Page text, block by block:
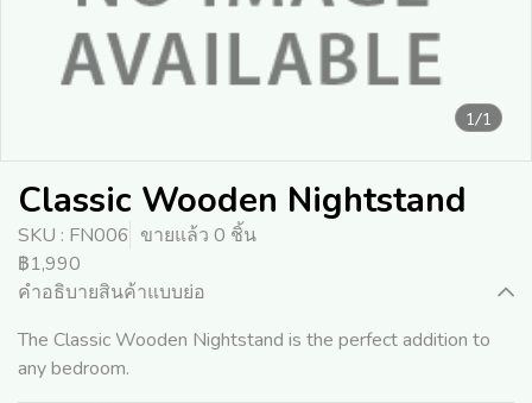
1/1
Classic Wooden Nightstand
SKU : FN006 ขายแล้ว 0 ชิ้น
฿1,990
คำอธิบายสินค้าแบบย่อ
The Classic Wooden Nightstand is the perfect addition to
any bedroom.